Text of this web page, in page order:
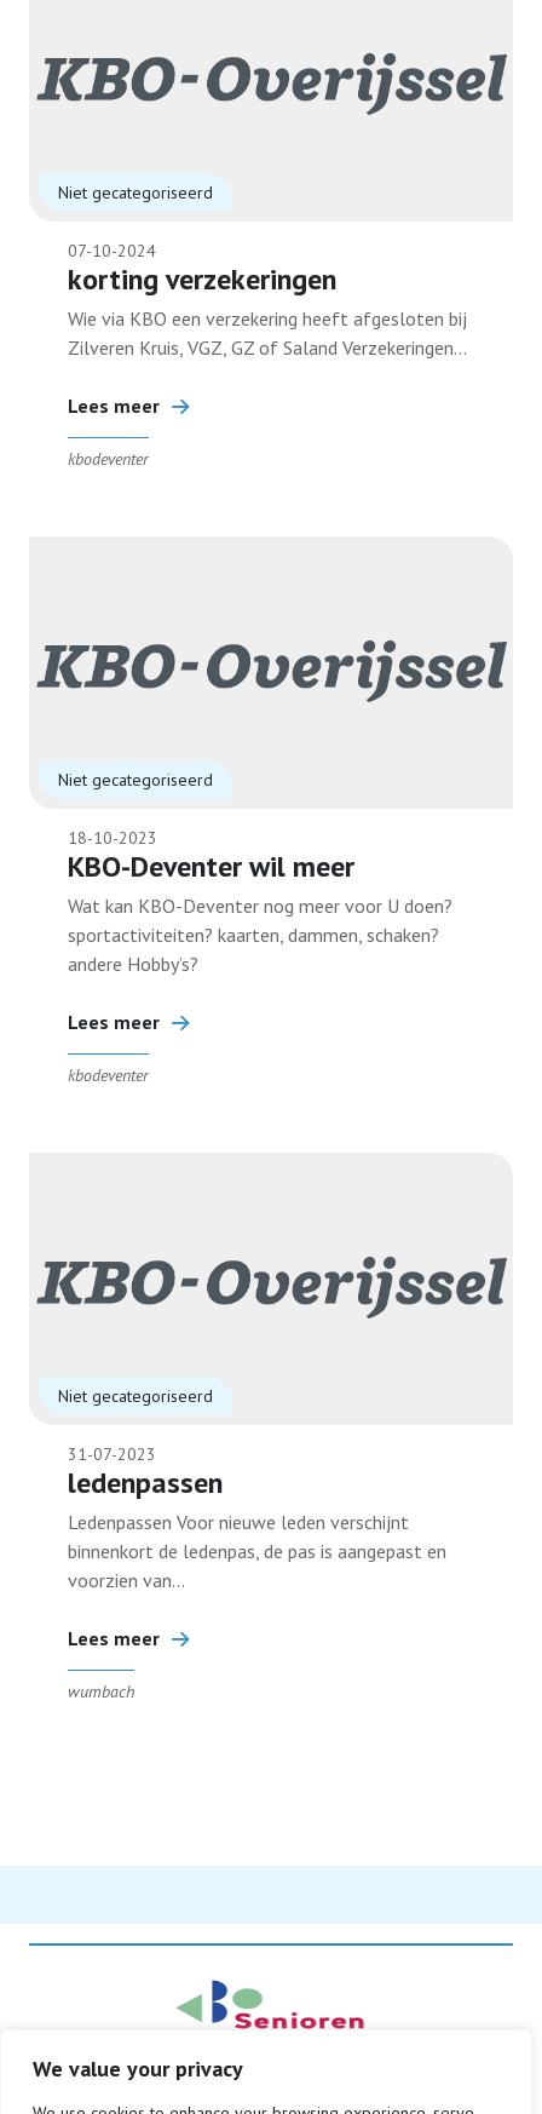
We value your privacy
Niet gecategoriseerd
07-10-2024
korting verzekeringen
Wie via KBO een verzekering heeft afgesloten bij
Zilveren Kruis, VGZ, GZ of Saland Verzekeringen...
Lees meer
kbodeventer
Niet gecategoriseerd
18-10-2023
KBO-Deventer wil meer
Wat kan KBO-Deventer nog meer voor U doen?
sportactiviteiten? kaarten, dammen, schaken?
andere Hobby’s?
Lees meer
kbodeventer
Niet gecategoriseerd
31-07-2023
ledenpassen
Ledenpassen Voor nieuwe leden verschijnt
binnenkort de ledenpas, de pas is aangepast en
voorzien van...
Lees meer
wumbach